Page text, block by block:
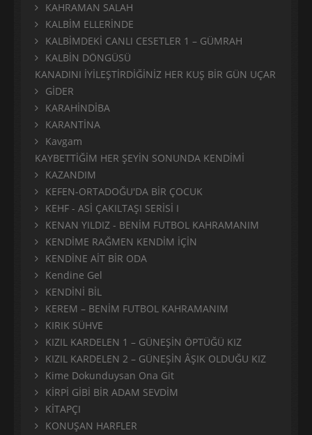
KAHRAMAN SALAH
KALBİM ELLERİNDE
KALBİMDEKİ CANLI CESETLER 1 – GÜMRAH
KALBİN DÖNGÜSÜ
KANADINI İYİLEŞTİRDİĞİNİZ HER KUŞ BİR GÜN UÇAR
GİDER
KARAHİNDİBA
KARANTİNA
Kavgam
KAYBETTİĞİM HER ŞEYİN SONUNDA KENDİMİ
KAZANDIM
KEFEN-ORTADOĞU'DA BİR ÇOCUK
KEHF - ASİ ÇAKILTAŞI SERİSİ I
KENAN YILDIZ - BENİM FUTBOL KAHRAMANIM
KENDİME RAĞMEN KENDİM İÇİN
KENDİNE AİT BİR ODA
Kendine Gel
KENDİNİ BİL
KEREM – BENİM FUTBOL KAHRAMANIM
KIRIK SÜHVE
KIZIL KARDELEN 1 – GÜNEŞİN ÖPTÜĞÜ KIZ
KIZIL KARDELEN 2 – GÜNEŞİN ÂŞIK OLDUĞU KIZ
Kime Dokunduysan Ona Git
KİRPİ GİBİ BİR ADAM SEVDİM
KİTAPÇI
KONUŞAN HARFLER